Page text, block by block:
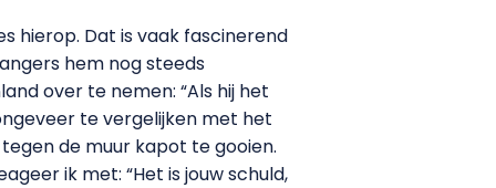
hierop. Dat is vaak fascinerend
hem nog steeds
over te nemen: “Als hij het
te vergelijken met het
de muur kapot te gooien.
ik met: “Het is jouw schuld,